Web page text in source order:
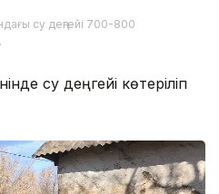
су деңгейі 700-800
су деңгейі көтеріліп